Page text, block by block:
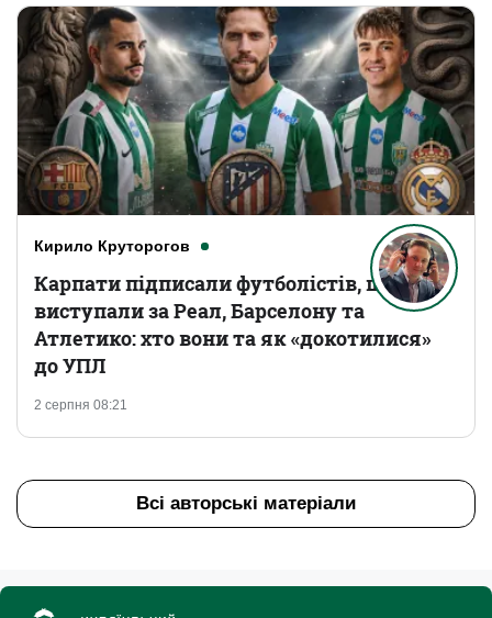
Кирило Круторогов
2 серпня 08:21
Карпати підписали футболістів, що
виступали за Реал, Барселону та
Атлетико: хто вони та як «докотилися»
до УПЛ
Всі авторські матеріали